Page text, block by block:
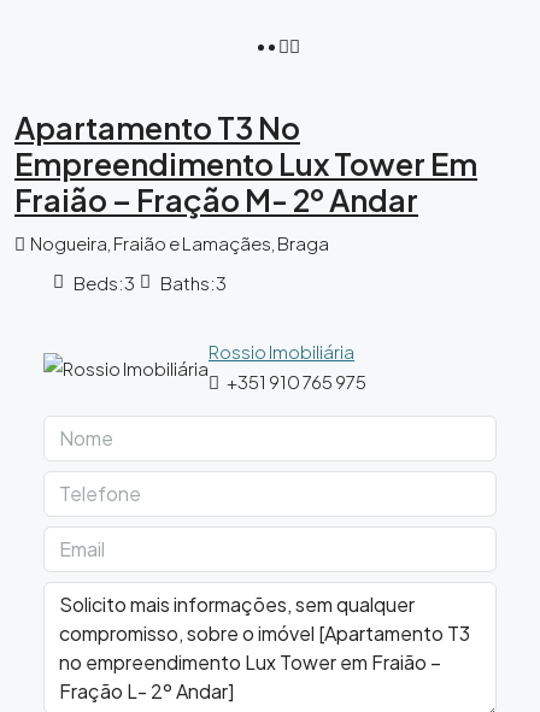
Apartamento T3 No
Empreendimento Lux Tower Em
Fraião – Fração M- 2º Andar
Nogueira, Fraião e Lamaçães, Braga
Beds:3 Baths:3
Rossio Imobiliária
+351 910 765 975